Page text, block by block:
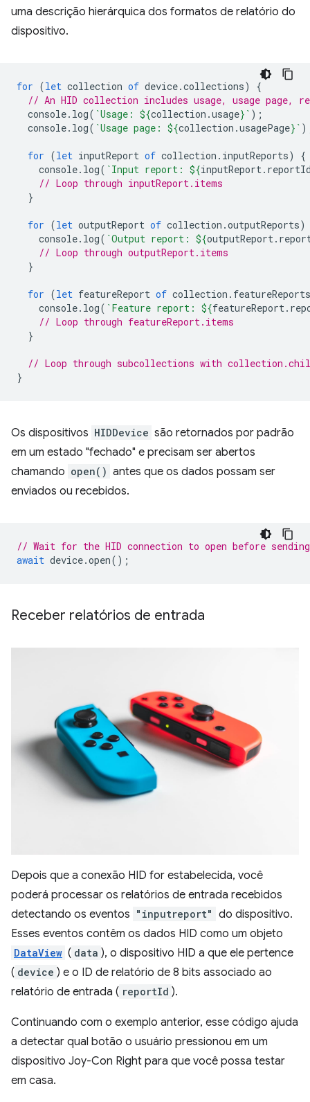
uma descrição hierárquica dos formatos de relatório do
dispositivo.
for (let collection of device.collections)
{
// An HID collection includes usage, usage page,
console. log( `Usage: ${collection .usage} ` );
console. log( `Usage page: ${collection .usagePage} `
for (let inputReport of collection . inputReports)
{
console. log( `Input report: ${inputReport.
// Loop through inputReport.items
}
for (let outputReport of collection .outputReports)
console. log( `Output report: ${outputReport.
// Loop through outputReport.items
}
for (let featureReport of collection . featureReports
console. log( `Feature report: ${featureReport.
// Loop through featureReport.items
}
// Loop through subcollections with
}
Os dispositivos HIDDevice são retornados por padrão
em um estado "fechado" e precisam ser abertos
chamando open() antes que os dados possam ser
enviados ou recebidos.
// Wait for the HID connection to open before
await device.open();
Receber relatórios de entrada
Depois que a conexão HID for estabelecida, você
poderá processar os relatórios de entrada recebidos
detectando os eventos "inputreport" do dispositivo.
Esses eventos contêm os dados HID como um objeto
DataView ( data ), o dispositivo HID a que ele pertence
( device ) e o ID de relatório de 8 bits associado ao
relatório de entrada ( reportId ).
Continuando com o exemplo anterior, esse código ajuda
a detectar qual botão o usuário pressionou em um
dispositivo Joy-Con Right para que você possa testar
em casa.